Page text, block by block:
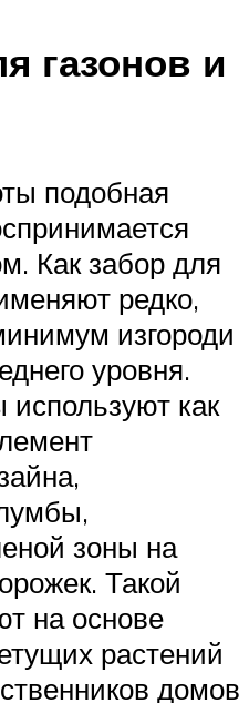
газонов и
подобная
Как забор для
редко,
изгороди
уровня.
как
зоны на
Такой
на основе
растений
домов